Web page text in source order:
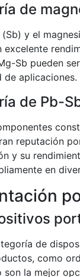
de
y el
excelente
Sb pueden
de aplicaciones.
de Pb-
reputación
y su
en
de
como
son la mejor